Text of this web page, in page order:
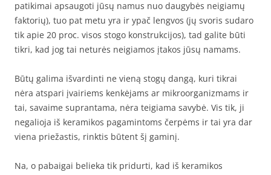
patikimai apsaugoti jūsų namus nuo daugybės neigiamų
faktorių), tuo pat metu yra ir ypač lengvos (jų svoris sudaro
tik apie 20 proc. visos stogo konstrukcijos), tad galite būti
tikri, kad jog tai neturės neigiamos įtakos jūsų namams.
Būtų galima išvardinti ne vieną stogų dangą, kuri tikrai
nėra atspari įvairiems kenkėjams ar mikroorganizmams ir
tai, savaime suprantama, nėra teigiama savybė. Vis tik, ji
negalioja iš keramikos pagamintoms čerpėms ir tai yra dar
viena priežastis, rinktis būtent šį gaminį.
Na, o pabaigai belieka tik pridurti, kad iš keramikos